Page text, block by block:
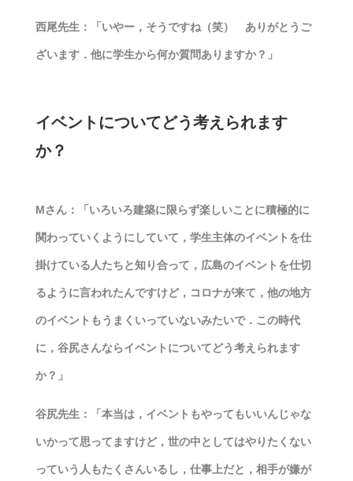
西尾先生：「いやー，そうですね（笑） ありがとうご
ざいます．他に学生から何か質問ありますか？」
イベントについてどう考えられます
か？
Mさん：「いろいろ建築に限らず楽しいことに積極的に
関わっていくようにしていて，学生主体のイベントを仕
掛けている人たちと知り合って，広島のイベントを仕切
るように言われたんですけど，コロナが来て，他の地方
のイベントもうまくいっていないみたいで．この時代
に，谷尻さんならイベントについてどう考えられます
か？」
谷尻先生：「本当は，イベントもやってもいいんじゃな
いかって思ってますけど，世の中としてはやりたくない
っていう人もたくさんいるし，仕事上だと，相手が嫌が